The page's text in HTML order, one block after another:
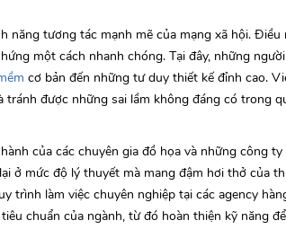
năng tương tác mạnh mẽ của mạng xã hội. Điều
một cách nhanh chóng. Tại đây, những
cơ bản đến những tư duy thiết kế đỉnh cao.
được những sai lầm không đáng có trong
của các chuyên gia đồ họa và những công
ở mức độ lý thuyết mà mang đậm hơi thở của
trình làm việc chuyên nghiệp tại các agency
chuẩn của ngành, từ đó hoàn thiện kỹ năng